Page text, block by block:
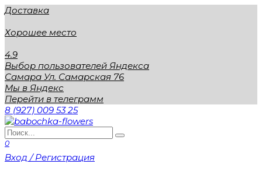
Перейти
содержанию
Доставка
Хорошее место
4.9
Выбор пользователей Яндекса
Самара Ул. Самарская 76
Мы в Яндекс
Перейти в телеграмм
8 (927) 009 53 25
Search
for:
0
Вход / Регистрация